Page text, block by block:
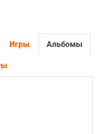
Игры Альбомы